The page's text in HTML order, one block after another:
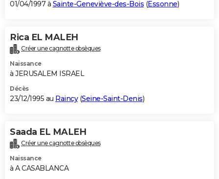
01/04/1997 à Sainte-Geneviève-des-Bois (Essonne)
Rica EL MALEH
Créer une cagnotte obsèques
Naissance
à JERUSALEM ISRAEL
Décès
23/12/1995 au Raincy(Seine-Saint-Denis)
Saada EL MALEH
Créer une cagnotte obsèques
Naissance
à A CASABLANCA